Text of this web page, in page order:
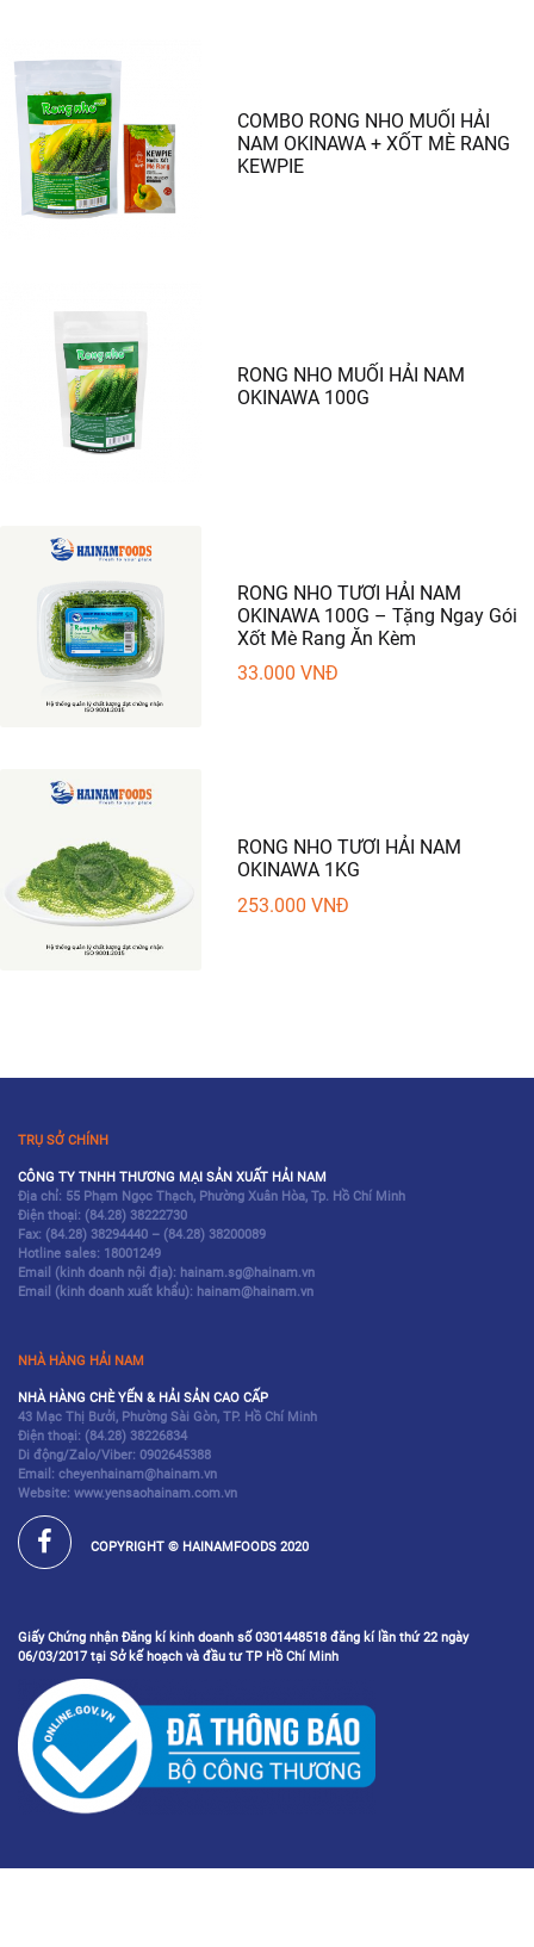
COMBO RONG NHO MUỐI HẢI
NAM OKINAWA + XỐT MÈ RANG
KEWPIE
RONG NHO MUỐI HẢI NAM
OKINAWA 100G
RONG NHO TƯƠI HẢI NAM
OKINAWA 100G – Tặng Ngay Gói
Xốt Mè Rang Ăn Kèm
33.000VNĐ
RONG NHO TƯƠI HẢI NAM
OKINAWA 1KG
253.000VNĐ
TRỤ SỞ CHÍNH
CÔNG TY TNHH THƯƠNG MẠI SẢN XUẤT HẢI NAM
Địa chỉ: 55 Phạm Ngọc Thạch, Phường Xuân Hòa, Tp. Hồ Chí Minh
Điện thoại: (84.28) 38222730
Fax: (84.28) 38294440 – (84.28) 38200089
Hotline sales: 18001249
Email (kinh doanh nội địa): hainam.sg@hainam.vn
Email (kinh doanh xuất khẩu): hainam@hainam.vn
NHÀ HÀNG HẢI NAM
NHÀ HÀNG CHÈ YẾN & HẢI SẢN CAO CẤP
43 Mạc Thị Bưởi, Phường Sài Gòn, TP. Hồ Chí Minh
Điện thoại: (84.28) 38226834
Di động/Zalo/Viber: 0902645388
Email: cheyenhainam@hainam.vn
Website: www.yensaohainam.com.vn
COPYRIGHT © HAINAMFOODS 2020
Giấy Chứng nhận Đăng kí kinh doanh số 0301448518 đăng kí lần thứ 22 ngày
06/03/2017 tại Sở kế hoạch và đầu tư TP Hồ Chí Minh